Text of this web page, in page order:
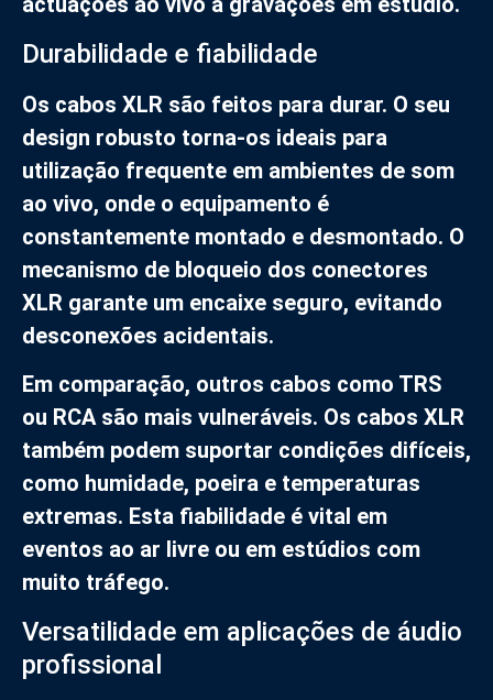
Durabilidade e fiabilidade
Os cabos XLR são feitos para durar. O seu
design robusto torna-os ideais para
utilização frequente em ambientes de som
ao vivo, onde o equipamento é
constantemente montado e desmontado. O
mecanismo de bloqueio dos conectores
XLR garante um encaixe seguro, evitando
desconexões acidentais.
Em comparação, outros cabos como TRS
ou RCA são mais vulneráveis. Os cabos XLR
também podem suportar condições difíceis,
como humidade, poeira e temperaturas
extremas. Esta fiabilidade é vital em
eventos ao ar livre ou em estúdios com
muito tráfego.
Versatilidade em aplicações de áudio
profissional